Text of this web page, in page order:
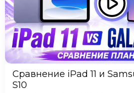
Сравнение iPad 11 и
S10